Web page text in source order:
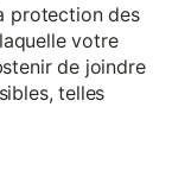
protection des
votre
de joindre
telles